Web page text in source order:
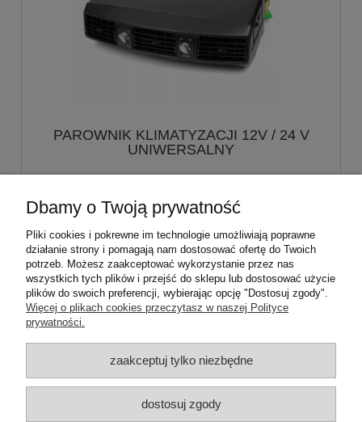
PAROWNIK KLIMATYZACJI 12V / 24 V
UNIWERSALNY
do koszyka
« 1 2 3 4 »
Moje konto
Płatności i dostawa
Dbamy o Twoją prywatność
Pliki cookies i pokrewne im technologie umożliwiają poprawne
działanie strony i pomagają nam dostosować ofertę do Twoich
potrzeb. Możesz zaakceptować wykorzystanie przez nas
wszystkich tych plików i przejść do sklepu lub dostosować użycie
plików do swoich preferencji, wybierając opcję "Dostosuj zgody".
Więcej o plikach cookies przeczytasz w naszej Polityce
prywatności.
zaakceptuj tylko niezbędne
dostosuj zgody